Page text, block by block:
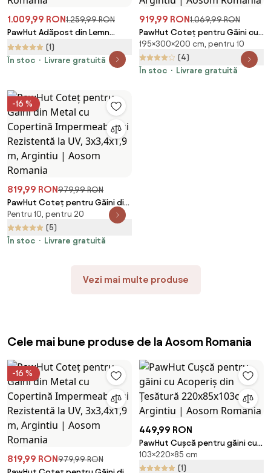
1.009,99 RON1.259,99 RON
PawHut Adăpost din Lemn
pentru Găini cu Cuib pentru
Ouă pentru 6 Găini, Gri Închis |
(1)
În stoc
Livrare gratuită
919,99 RON1.069,99 RON
PawHut Coteț pentru Găini cu
Copertină Impermeabilă și
Rezistentă la UV, 300x200x195
cm, Argintiu | Aosom Romania
195×300×200 cm, pentru 10
(4)
În stoc
Livrare gratuită
-16 %
819,99 RON979,99 RON
PawHut Coteț pentru Găini din
Metal cu Copertină
Impermeabilă și Rezistentă la
UV, 3x3,4x1,9 m, Argintiu |
Pentru 10, pentru 20
(5)
În stoc
Livrare gratuită
Vezi mai multe produse
Cele mai bune produse de la Aosom Romania
-16 %
819,99 RON979,99 RON
449,99 RON
PawHut Cușcă pentru găini cu
Acoperiș din Țesătură
220x85x103cm Argintiu | Aosom
103×220×85 cm
(1)